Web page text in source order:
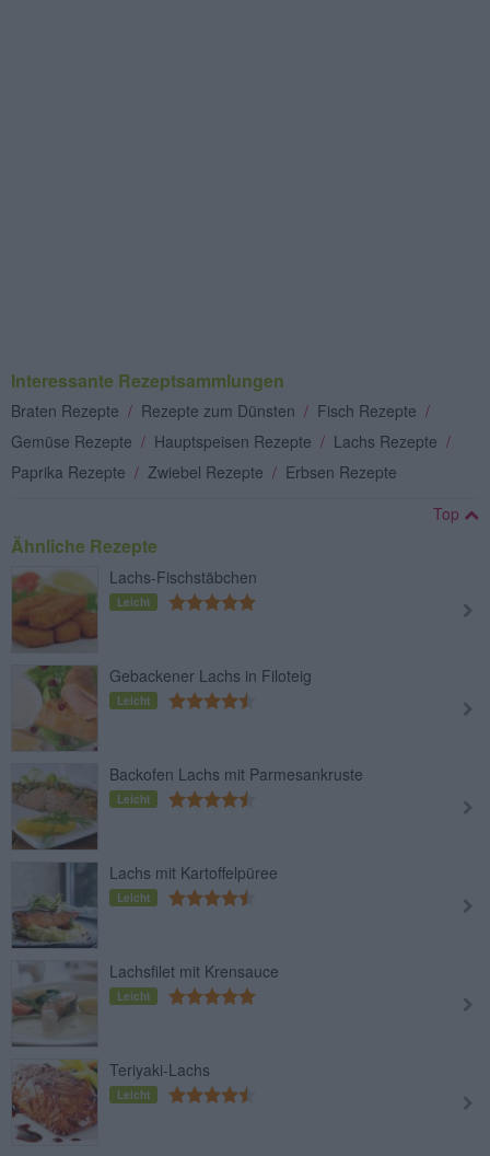
Interessante Rezeptsammlungen
Braten Rezepte / Rezepte zum Dünsten / Fisch Rezepte /
Gemüse Rezepte / Hauptspeisen Rezepte / Lachs Rezepte /
Paprika Rezepte / Zwiebel Rezepte / Erbsen Rezepte
Top
Ähnliche Rezepte
Lachs-Fischstäbchen
Leicht
Gebackener Lachs in Filoteig
Leicht
Backofen Lachs mit Parmesankruste
Leicht
Lachs mit Kartoffelpüree
Leicht
Lachsfilet mit Krensauce
Leicht
Teriyaki-Lachs
Leicht